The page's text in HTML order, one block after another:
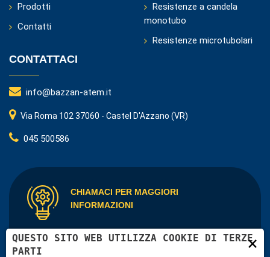
Prodotti
Contatti
Resistenze a candela
monotubo
Resistenze microtubolari
CONTATTACI
info@bazzan-atem.it
Via Roma 102 37060 - Castel D'Azzano (VR)
045 500586
CHIAMACI PER MAGGIORI
INFORMAZIONI
L’azienda è in grado di fornire applicazioni elettriche
personalizzate
×
QUESTO SITO WEB UTILIZZA COOKIE DI TERZE
PARTI